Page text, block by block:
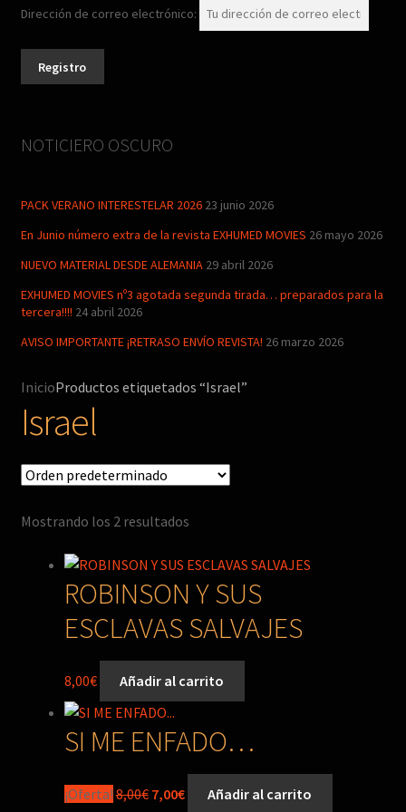
fantaterror
Dirección de correo electrónico:
NOTICIERO OSCURO
PACK VERANO INTERESTELAR 2026 23 junio 2026
En Junio número extra de la revista EXHUMED MOVIES 26 mayo 2026
NUEVO MATERIAL DESDE ALEMANIA 29 abril 2026
EXHUMED MOVIES nº3 agotada segunda tirada… preparados para la
tercera!!!! 24 abril 2026
AVISO IMPORTANTE ¡RETRASO ENVÍO REVISTA! 26 marzo 2026
InicioProductos etiquetados “Israel”
Israel
Mostrando los 2 resultados
ROBINSON Y SUS
ESCLAVAS SALVAJES
8,00€ Añadir al carrito
SI ME ENFADO…
¡Oferta!8,00€
precio
7,00€ Añadir al carrito